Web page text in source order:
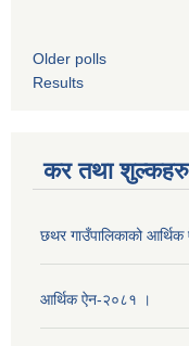
Older polls
Results
कर तथा शुल्कहरु
छथर गाउँपालिकाको
आर्थिक ऐन-२०८१ ।